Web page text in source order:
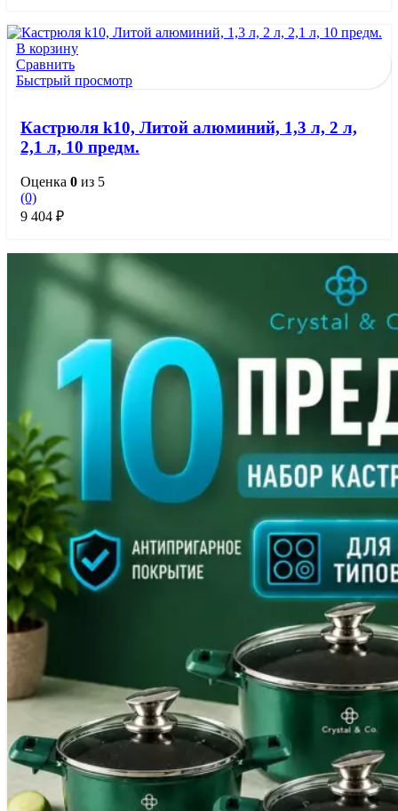
В корзину
Сравнить
Быстрый просмотр
Кастрюля k10, Литой алюминий, 1,3 л, 2 л,
2,1 л, 10 предм.
Оценка 0 из 5
(0)
9 404 ₽